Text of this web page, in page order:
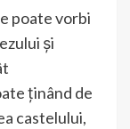
poate vorbi
și
ținând de
castelului,